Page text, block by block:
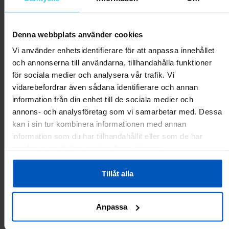
Denna webbplats använder cookies
Vi använder enhetsidentifierare för att anpassa innehållet
och annonserna till användarna, tillhandahålla funktioner
för sociala medier och analysera vår trafik. Vi
vidarebefordrar även sådana identifierare och annan
information från din enhet till de sociala medier och
annons- och analysföretag som vi samarbetar med. Dessa
kan i sin tur kombinera informationen med annan
information som du har tillhandahållit eller som de har
Tillåt alla
Anpassa
pitää.
Venyy, mutta ei pauku.
Sopiva väli eri vahvuuksilla ja yhdistämällä pari nauhaa saa joka
tilanteeseen ja treeniin sopivan vastuksen.
Var
detta
till
hjälp?
0 0
Rapportera som olämplig
Kevät-20 ja Covid-kotitreenit.
Venyy, mutta ei pauku.